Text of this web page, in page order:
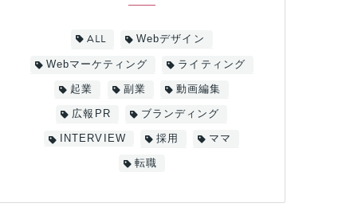
ALL Webデザイン
Webマーケティング ライティング
起業 副業 動画編集
広報PR ブランディング
INTERVIEW 採用 ママ
転職